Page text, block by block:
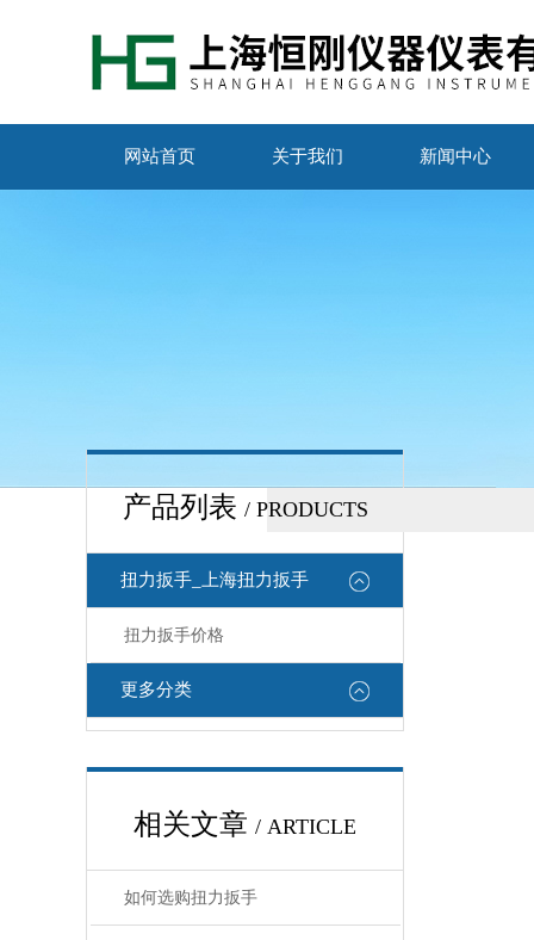
网站首页 关于我们 新闻中心
产品列表 / PRODUCTS
扭力扳手_上海扭力扳手
扭力扳手价格
更多分类
相关文章 / ARTICLE
如何选购扭力扳手